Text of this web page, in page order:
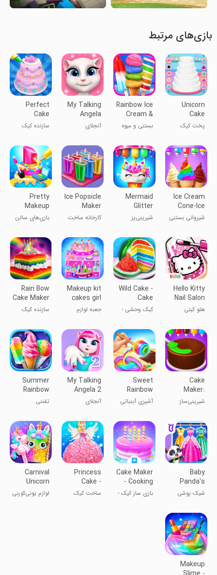
بازی‌های مرتبط
Unicorn
Cake
Cooking
پخت کیک
Rainbow Ice
Cream &
Popsicles
بستنی و میوه
My Talking
Angela
آنجلای
Perfect
Cake
Maker-
Cake Game
سازنده کیک
کیک
Ice Cream
Cone-Ice
Cream
Games
شیروانی بستنی
بستنی
Mermaid
Glitter
Cupcake
Chef
شیرینی‌پز
دریایی درخشان
Ice Popsicle
Maker
Factory
کارخانه ساخت
Pretty
Makeup
Cake Salon
Games
بازی‌های سالن
زیبا
Hello Kitty
Nail Salon
هلو کیتی
Wild Cake -
Cake
Desserts
Chef
کیک وحشی -
Makeup kit
cakes girl
games
جعبه لوازم
دخترانه
Rain Bow
Cake Maker
سازنده کیک
Cake
Maker:
Cooking
Cake
شیرینی‌ساز:
کردن کیک
Sweet
Rainbow
Candy
Cooking
آشپزی آبنباتی
My Talking
Angela 2
آنجلای
Summer
Rainbow
Frozen
Foods！
تفننی
Baby
Panda's
Fashion
Dress Up
شیک پوشی
Cake Maker
- Cooking
Game
بازی ساز کیک -
Princess
Cake -
Sweet
Desserts
ساخت کیک
Carnival
Unicorn
Supplies
لوازم یونی‌کورنی
Makeup